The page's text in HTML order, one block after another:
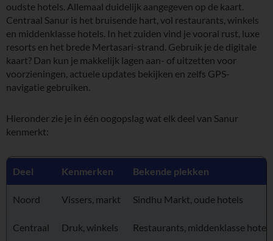
oudste hotels. Allemaal duidelijk aangegeven op de kaart.
Centraal Sanur is het bruisende hart, vol restaurants, winkels
en middenklasse hotels. In het zuiden vind je vooral rust, luxe
resorts en het brede Mertasari-strand. Gebruik je de digitale
kaart? Dan kun je makkelijk lagen aan- of uitzetten voor
voorzieningen, actuele updates bekijken en zelfs GPS-
navigatie gebruiken.
Hieronder zie je in één oogopslag wat elk deel van Sanur
kenmerkt:
Deel Kenmerken Bekende plekken
Noord Vissers, markt Sindhu Markt, oude hotels
Centraal Druk, winkels Restaurants, middenklasse hotels